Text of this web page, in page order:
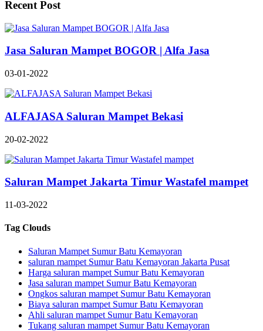
Recent Post
Jasa Saluran Mampet BOGOR | Alfa Jasa
03-01-2022
ALFAJASA Saluran Mampet Bekasi
20-02-2022
Saluran Mampet Jakarta Timur Wastafel mampet
11-03-2022
Tag Clouds
Saluran Mampet Sumur Batu Kemayoran
saluran mampet Sumur Batu Kemayoran Jakarta Pusat
Harga saluran mampet Sumur Batu Kemayoran
Jasa saluran mampet Sumur Batu Kemayoran
Ongkos saluran mampet Sumur Batu Kemayoran
Biaya saluran mampet Sumur Batu Kemayoran
Ahli saluran mampet Sumur Batu Kemayoran
Tukang saluran mampet Sumur Batu Kemayoran